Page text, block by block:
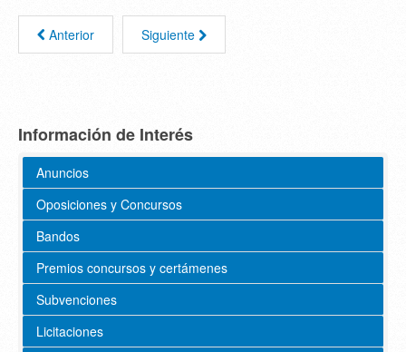
Anterior Siguiente
Información de Interés
Anuncios
Oposiciones y Concursos
Bandos
Premios concursos y certámenes
Subvenciones
Licitaciones